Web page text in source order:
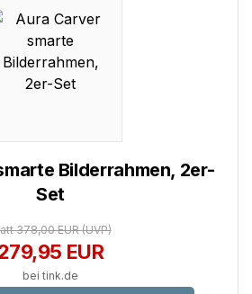
Bilderrahmen, 2er-
Set
378,00 EUR(UVP)
EUR
bei tink.de